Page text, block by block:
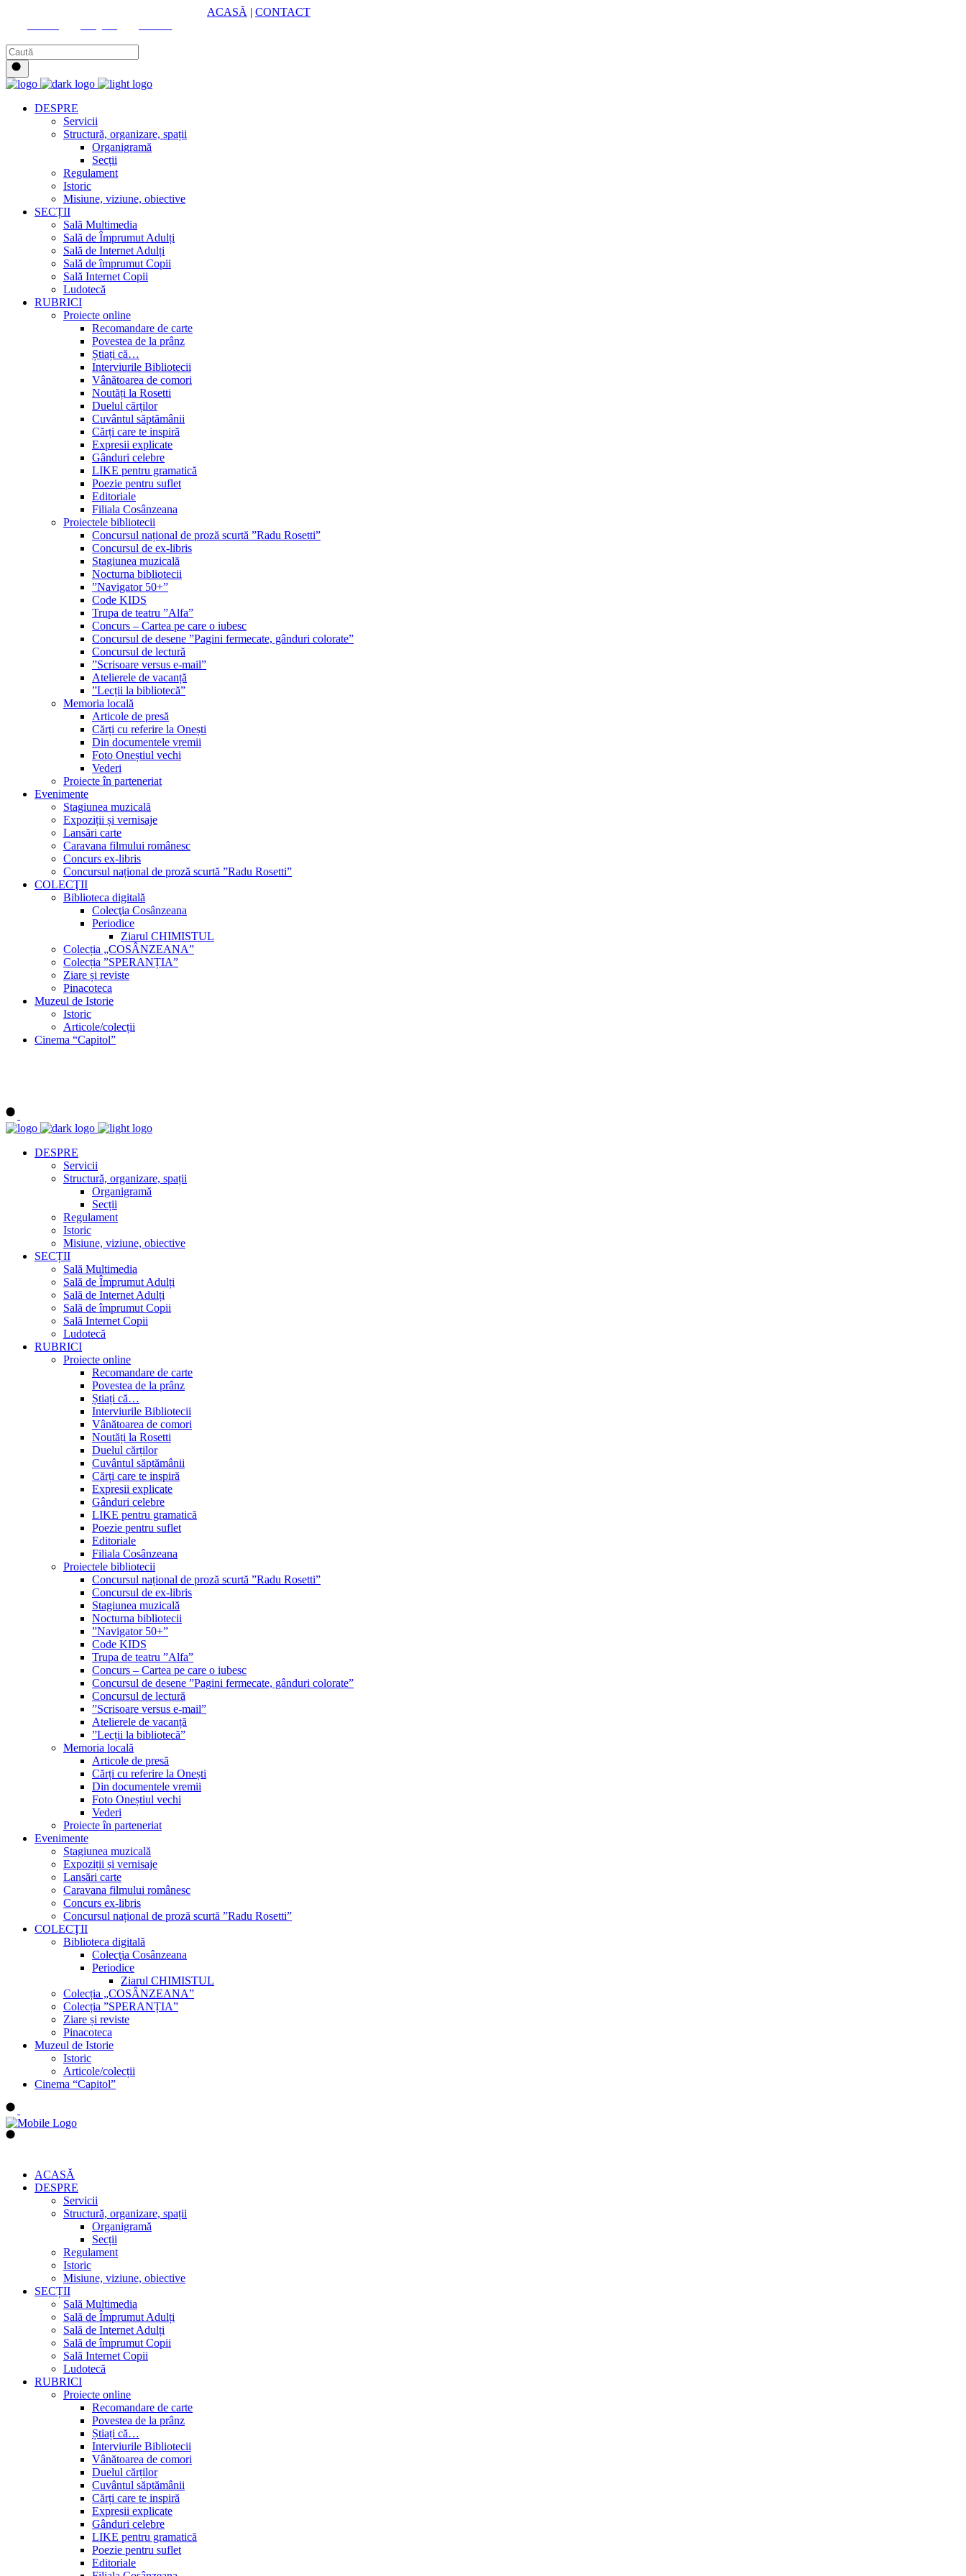
ACASĂ | CONTACT
DESPRE
Servicii
Structură, organizare, spații
Organigramă
Secții
Regulament
Istoric
Misiune, viziune, obiective
SECȚII
Sală Multimedia
Sală de Împrumut Adulți
Sală de Internet Adulți
Sală de împrumut Copii
Sală Internet Copii
Ludotecă
RUBRICI
Proiecte online
Recomandare de carte
Povestea de la prânz
Știați că…
Interviurile Bibliotecii
Vânătoarea de comori
Noutăți la Rosetti
Duelul cărților
Cuvântul săptămânii
Cărți care te inspiră
Expresii explicate
Gânduri celebre
LIKE pentru gramatică
Poezie pentru suflet
Editoriale
Filiala Cosânzeana
Proiectele bibliotecii
Concursul național de proză scurtă ”Radu Rosetti”
Concursul de ex-libris
Stagiunea muzicală
Nocturna bibliotecii
”Navigator 50+”
Code KIDS
Trupa de teatru ”Alfa”
Concurs – Cartea pe care o iubesc
Concursul de desene ”Pagini fermecate, gânduri colorate”
Concursul de lectură
”Scrisoare versus e-mail”
Atelierele de vacanță
”Lecții la bibliotecă”
Memoria locală
Articole de presă
Cărți cu referire la Onești
Din documentele vremii
Foto Oneștiul vechi
Vederi
Proiecte în parteneriat
Evenimente
Stagiunea muzicală
Expoziții și vernisaje
Lansări carte
Caravana filmului românesc
Concurs ex-libris
Concursul național de proză scurtă ”Radu Rosetti”
COLECŢII
Biblioteca digitală
Colecţia Cosânzeana
Periodice
Ziarul CHIMISTUL
Colecția „COSÂNZEANA”
Colecția ”SPERANȚIA”
Ziare și reviste
Pinacoteca
Muzeul de Istorie
Istoric
Articole/colecții
Cinema “Capitol”
DESPRE
Servicii
Structură, organizare, spații
Organigramă
Secții
Regulament
Istoric
Misiune, viziune, obiective
SECȚII
Sală Multimedia
Sală de Împrumut Adulți
Sală de Internet Adulți
Sală de împrumut Copii
Sală Internet Copii
Ludotecă
RUBRICI
Proiecte online
Recomandare de carte
Povestea de la prânz
Știați că…
Interviurile Bibliotecii
Vânătoarea de comori
Noutăți la Rosetti
Duelul cărților
Cuvântul săptămânii
Cărți care te inspiră
Expresii explicate
Gânduri celebre
LIKE pentru gramatică
Poezie pentru suflet
Editoriale
Filiala Cosânzeana
Proiectele bibliotecii
Concursul național de proză scurtă ”Radu Rosetti”
Concursul de ex-libris
Stagiunea muzicală
Nocturna bibliotecii
”Navigator 50+”
Code KIDS
Trupa de teatru ”Alfa”
Concurs – Cartea pe care o iubesc
Concursul de desene ”Pagini fermecate, gânduri colorate”
Concursul de lectură
”Scrisoare versus e-mail”
Atelierele de vacanță
”Lecții la bibliotecă”
Memoria locală
Articole de presă
Cărți cu referire la Onești
Din documentele vremii
Foto Oneștiul vechi
Vederi
Proiecte în parteneriat
Evenimente
Stagiunea muzicală
Expoziții și vernisaje
Lansări carte
Caravana filmului românesc
Concurs ex-libris
Concursul național de proză scurtă ”Radu Rosetti”
COLECŢII
Biblioteca digitală
Colecţia Cosânzeana
Periodice
Ziarul CHIMISTUL
Colecția „COSÂNZEANA”
Colecția ”SPERANȚIA”
Ziare și reviste
Pinacoteca
Muzeul de Istorie
Istoric
Articole/colecții
Cinema “Capitol”
ACASĂ
DESPRE
Servicii
Structură, organizare, spații
Organigramă
Secții
Regulament
Istoric
Misiune, viziune, obiective
SECȚII
Sală Multimedia
Sală de Împrumut Adulți
Sală de Internet Adulți
Sală de împrumut Copii
Sală Internet Copii
Ludotecă
RUBRICI
Proiecte online
Recomandare de carte
Povestea de la prânz
Știați că…
Interviurile Bibliotecii
Vânătoarea de comori
Duelul cărților
Cuvântul săptămânii
Cărți care te inspiră
Expresii explicate
Gânduri celebre
LIKE pentru gramatică
Poezie pentru suflet
Editoriale